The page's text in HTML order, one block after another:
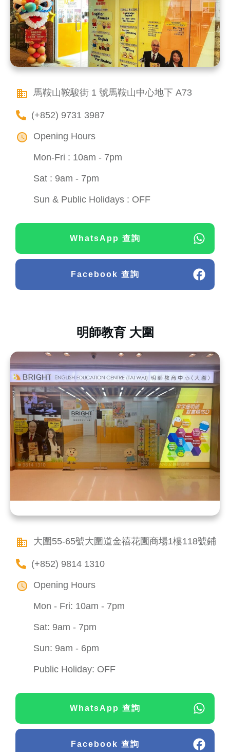
馬鞍山鞍駿街 1 號馬鞍山中心地下 A73
(+852) 9731 3987
Opening Hours
Mon-Fri : 10am - 7pm
Sat : 9am - 7pm
Sun & Public Holidays : OFF
WhatsApp 查詢
Facebook 查詢
明師教育 大圍
大圍55-65號大圍道金禧花園商場1樓118號鋪
(+852) 9814 1310
Opening Hours
Mon - Fri: 10am - 7pm
Sat: 9am - 7pm
Sun: 9am - 6pm
Public Holiday: OFF
WhatsApp 查詢
Facebook 查詢